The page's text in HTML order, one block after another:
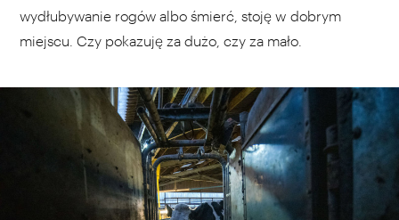
wydłubywanie rogów albo śmierć, stoję w dobrym
miejscu. Czy pokazuję za dużo, czy za mało.